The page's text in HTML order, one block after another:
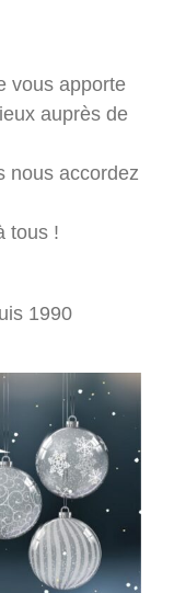
vous apporte
auprès de
nous accordez
tous !
1990